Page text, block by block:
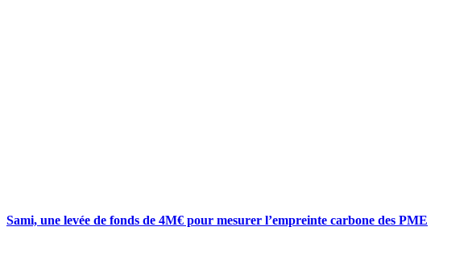
Sami, une levée de fonds de 4M€ pour mesurer l’empreinte carbone des PME